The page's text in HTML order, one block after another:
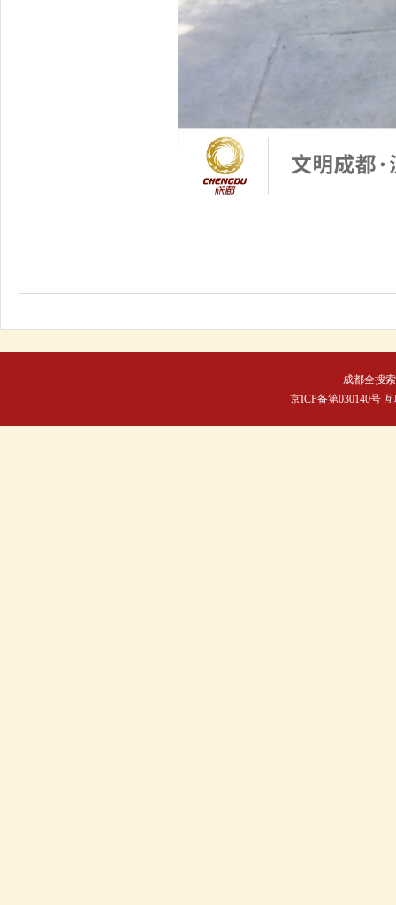
成都全搜
京ICP备第030140号